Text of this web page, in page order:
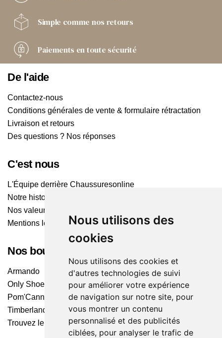
Nous utilisons des
cookies
Nous utilisons des cookies et
d'autres technologies de suivi
pour améliorer votre expérience
de navigation sur notre site, pour
vous montrer un contenu
personnalisé et des publicités
ciblées, pour analyser le trafic de
Simple comme nos retours
Paiements en toute sécurité
De l'aide
Contactez-nous
Conditions générales de vente & formulaire rétractation
Livraison et retours
Des questions ? Nos réponses
C'est nous
L'Équipe derrière Chaussuresonline
Notre histoire
Nos valeurs
Mentions légales
Nos boutiques
Armando
Only Shoes
Pom'Cannelle
Timberland
Trouvez le magasin le plus proche